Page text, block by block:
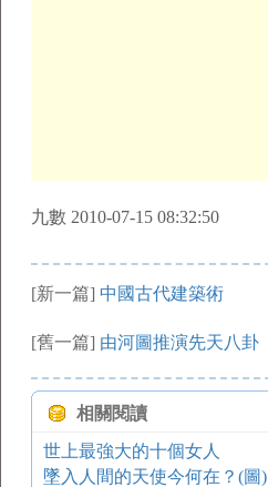
九數 2010-07-15 08:32:50
[新一篇] 中國古代建築術
[舊一篇] 由河圖推演先天八卦
相關閱讀
世上最強大的十個女人
墜入人間的天使今何在？(圖)